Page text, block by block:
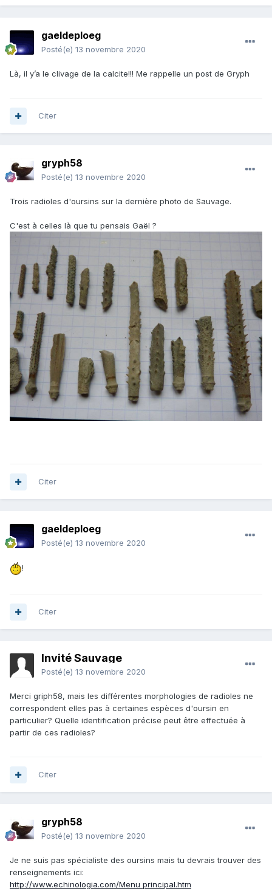
gaeldeploeg
Posté(e) 13 novembre 2020
Là, il y’a le clivage de la calcite!!! Me rappelle un post de Gryph
Citer
gryph58
Posté(e) 13 novembre 2020
Trois radioles d'oursins sur la dernière photo de Sauvage.
C'est à celles là que tu pensais Gaël ?
Citer
gaeldeploeg
Posté(e) 13 novembre 2020
!
Citer
Invité Sauvage
Posté(e) 13 novembre 2020
Merci griph58, mais les différentes morphologies de radioles ne
correspondent elles pas à certaines espèces d'oursin en
particulier? Quelle identification précise peut être effectuée à
partir de ces radioles?
Citer
gryph58
Posté(e) 13 novembre 2020
Je ne suis pas spécialiste des oursins mais tu devrais trouver des
renseignements ici:
http://www.echinologia.com/Menu principal.htm